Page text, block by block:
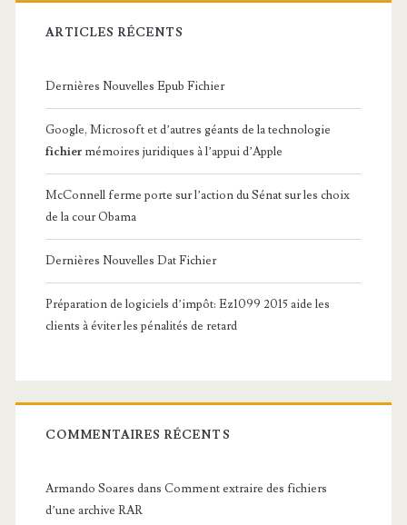
ARTICLES RÉCENTS
Dernières Nouvelles Epub Fichier
Google, Microsoft et d’autres géants de la technologie
fichier mémoires juridiques à l’appui d’Apple
McConnell ferme porte sur l’action du Sénat sur les choix
de la cour Obama
Dernières Nouvelles Dat Fichier
Préparation de logiciels d’impôt: Ez1099 2015 aide les
clients à éviter les pénalités de retard
COMMENTAIRES RÉCENTS
Armando Soares dans Comment extraire des fichiers
d’une archive RAR